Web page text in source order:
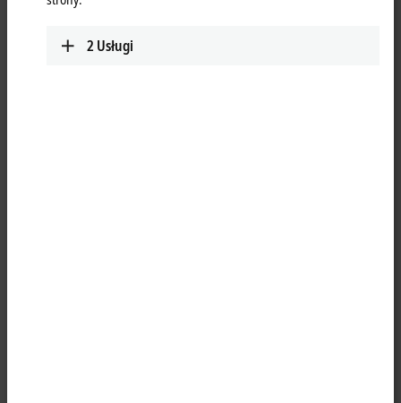
2 Usługi